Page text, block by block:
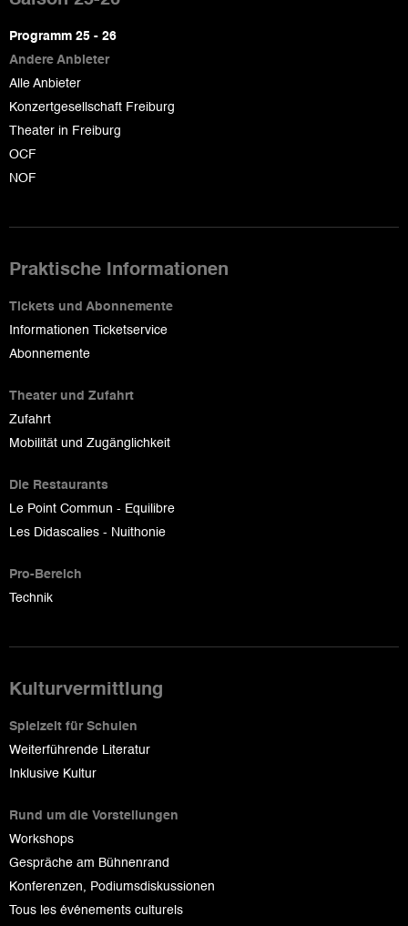
page
Programm 25 - 26
Andere Anbieter
Alle Anbieter
Konzertgesellschaft Freiburg
Theater in Freiburg
OCF
NOF
Praktische Informationen
Tickets und Abonnemente
Informationen Ticketservice
Abonnemente
Theater und Zufahrt
Zufahrt
Mobilität und Zugänglichkeit
Die Restaurants
Le Point Commun - Equilibre
Les Didascalies - Nuithonie
Pro-Bereich
Technik
Kulturvermittlung
Spielzeit für Schulen
Weiterführende Literatur
Inklusive Kultur
Rund um die Vorstellungen
Workshops
Gespräche am Bühnenrand
Konferenzen, Podiumsdiskussionen
Tous les événements culturels